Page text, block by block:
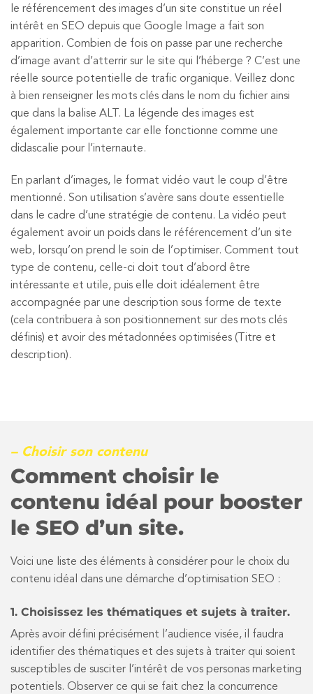
le référencement des images d’un site constitue un réel
intérêt en SEO depuis que Google Image a fait son
apparition. Combien de fois on passe par une recherche
d’image avant d’atterrir sur le site qui l’héberge ? C’est une
réelle source potentielle de trafic organique. Veillez donc
à bien renseigner les mots clés dans le nom du fichier ainsi
que dans la balise ALT. La légende des images est
également importante car elle fonctionne comme une
didascalie pour l’internaute.
En parlant d’images, le format vidéo vaut le coup d’être
mentionné. Son utilisation s’avère sans doute essentielle
dans le cadre d’une stratégie de contenu. La vidéo peut
également avoir un poids dans le référencement d’un site
web, lorsqu’on prend le soin de l’optimiser. Comment tout
type de contenu, celle-ci doit tout d’abord être
intéressante et utile, puis elle doit idéalement être
accompagnée par une description sous forme de texte
(cela contribuera à son positionnement sur des mots clés
définis) et avoir des métadonnées optimisées (Titre et
description).
– Choisir son contenu
Comment choisir le
contenu idéal pour booster
le SEO d’un site.
Voici une liste des éléments à considérer pour le choix du
contenu idéal dans une démarche d’optimisation SEO :
1. Choisissez les thématiques et sujets à traiter.
Après avoir défini précisément l’audience visée, il faudra
identifier des thématiques et des sujets à traiter qui soient
susceptibles de susciter l’intérêt de vos personas marketing
potentiels. Observer ce qui se fait chez la concurrence